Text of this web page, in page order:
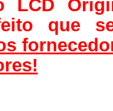
LCD
que